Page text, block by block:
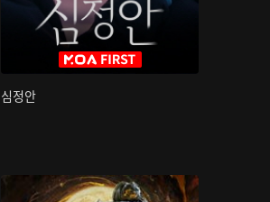
심정안